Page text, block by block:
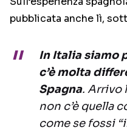
pubblicata anche lì,
In Italia siamo
c’è molta
Spagna. Arrivo
non c’è quella
come se fossi